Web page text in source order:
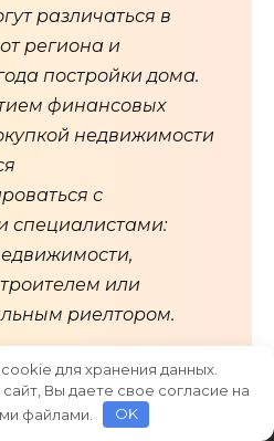
различаться в
региона и
постройки дома.
финансовых
недвижимости
с
специалистами:
или
риелтором.
для хранения данных.
Вы даете свое согласие на
файлами.
OK